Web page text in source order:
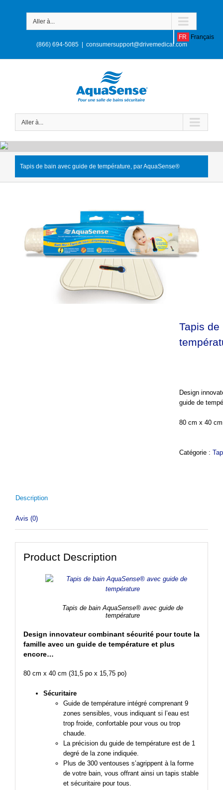
FR Français
Aller à...
(866) 694-5085 consumersupport@drivemedical.com
Aller à...
Tapis de bain avec guide de température, par AquaSense®
Tapis
Design
guide de
80 cm x 40
Catégorie :
Description
Avis (0)
Product Description
Tapis de bain AquaSense® avec guide de
température
Design innovateur combinant sécurité pour toute la
famille avec un guide de température et plus
encore…
80 cm x 40 cm (31,5 po x 15,75 po)
Sécuritaire
Guide de température intégré comprenant 9
zones sensibles, vous indiquant si l’eau est
trop froide, confortable pour vous ou trop
chaude.
La précision du guide de température est de 1
degré de la zone indiquée.
Plus de 300 ventouses s’agrippent à la forme
de votre bain, vous offrant ainsi un tapis stable
et sécuritaire pour tous.